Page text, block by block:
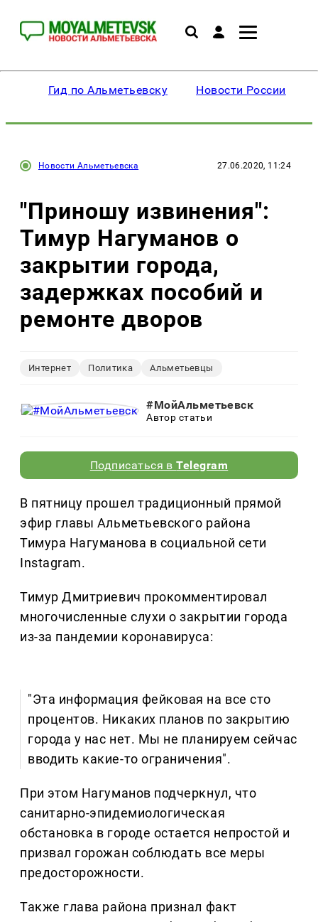
Гид по Альметьевску Новости России
Новости Альметьевска 27.06.2020, 11:24
"Приношу извинения":
Тимур Нагуманов о
закрытии города,
задержках пособий и
ремонте дворов
Интернет Политика Альметьевцы
#МойАльметьевск
Автор статьи
Подписаться вTelegram
В пятницу прошел традиционный прямой
эфир главы Альметьевского района
Тимура Нагуманова в социальной сети
Instagram.
Тимур Дмитриевич прокомментировал
многочисленные слухи о закрытии города
из-за пандемии коронавируса:
"Эта информация фейковая на все сто
процентов. Никаких планов по закрытию
города у нас нет. Мы не планируем сейчас
вводить какие-то ограничения".
При этом Нагуманов подчеркнул, что
санитарно-эпидемиологическая
обстановка в городе остается непростой и
призвал горожан соблюдать все меры
предосторожности.
Также глава района признал факт